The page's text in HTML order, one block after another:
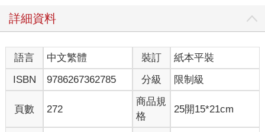
詳細資料
語言 中文繁體 裝訂
紙本平裝
ISBN
9786267362785 分級 限制級
頁數 272
商品規
格
25開15*21cm